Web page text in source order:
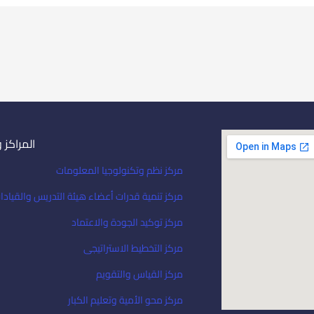
مركز نظم وتكنولوجيا المعلومات
مركز تنمية قدرات أعضاء هيئة التدريس
مركز توكيد الجودة والاعتماد
مركز التخطيط الاستراتيجى
مركز القياس والتقويم
مركز محو الأمية وتعليم الكبار